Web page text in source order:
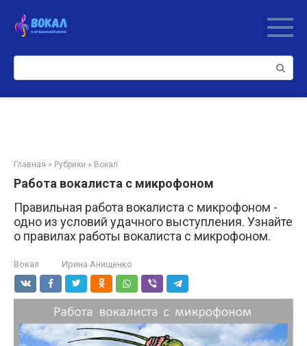
контенту
Поиск:
Главная » Рубрики » Вокал
Работа вокалиста с микрофоном
Правильная работа вокалиста с микрофоном -
одно из условий удачного выступления. Узнайте
о правилах работы вокалиста с микрофоном.
Вокал Ирина Анищенко